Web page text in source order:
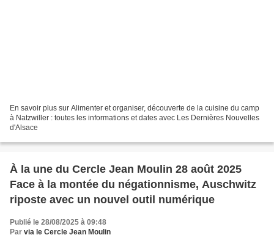
En savoir plus sur Alimenter et organiser, découverte de la cuisine du camp
à Natzwiller : toutes les informations et dates avec Les Dernières Nouvelles
d'Alsace
À la une du Cercle Jean Moulin 28 août 2025
Face à la montée du négationnisme, Auschwitz
riposte avec un nouvel outil numérique
Publié le 28/08/2025 à 09:48
Par via le Cercle Jean Moulin